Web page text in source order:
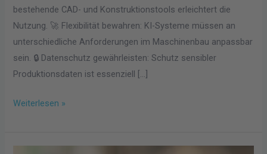
bestehende CAD- und Konstruktionstools erleichtert die
Nutzung. 🚀 Flexibilität bewahren: KI-Systeme müssen an
unterschiedliche Anforderungen im Maschinenbau anpassbar
sein. 🔒 Datenschutz gewährleisten: Schutz sensibler
Produktionsdaten ist essenziell […]
Weiterlesen »